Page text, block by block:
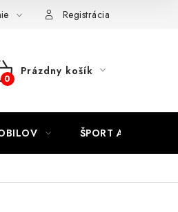
Registrácia
Prázdny košík
ŠPORT A HOBBY